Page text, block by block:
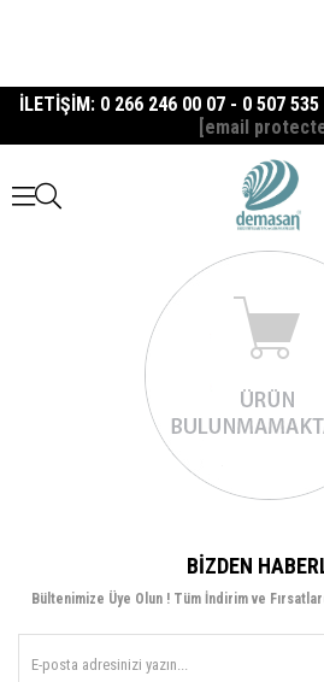
İLETİŞİM: 0 266 246 00 07 - 0 507
[email
BIZDEN
Bültenimize Üye Olun ! Tüm İndirim ve